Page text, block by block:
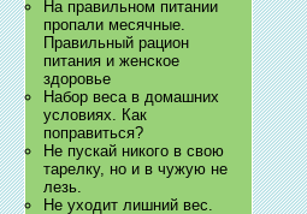
На правильном питании
пропали месячные.
Правильный рацион
питания и женское
здоровье
Набор веса в домашних
условиях. Как
поправиться?
Не пускай никого в свою
тарелку, но и в чужую не
лезь.
Не уходит лишний вес.